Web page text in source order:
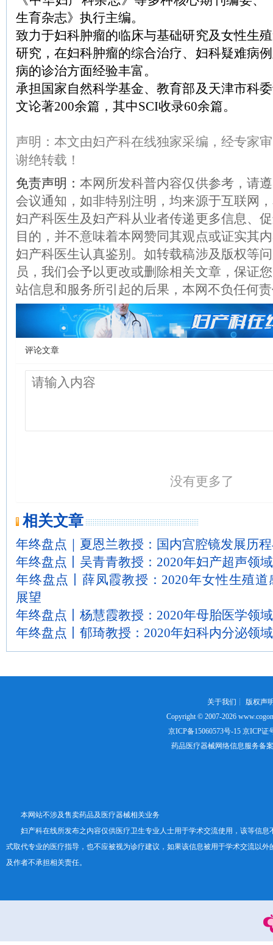
生育杂志》执行主编。
致力于妇科肿瘤的临床与基础研究及女性生
研究，在妇科肿瘤的综合治疗、妇科疑难病
病的诊治方面经验丰富。
承担国家自然科学基金、教育部及天津市科
文论著200余篇，其中SCI收录60余篇。
声明：本文由妇产科在线独家采编，经专家
谢绝转载！
免责声明：本网所发科普内容仅供参考，请
会议通知，如非特别注明，均来源于互联网
妇产科医生及妇产科从业者传递更多信息、
目的，并不意味着本网赞同其观点或证实其
妇产科医生认真鉴别。如转载稿涉及版权等
员，我们会予以更改或删除相关文章，保证
站信息和服务所引起的后果，本网不负任何
评论文章
没有更多了
相关文章
年终盘点｜夏恩兰教授：国内宫腔镜发展历
年终盘点丨吴青青教授：2020年妇产超声领
年终盘点丨薛凤霞教授：2020年女性生殖
展望
年终盘点丨杨慧霞教授：2020年母胎医学领
年终盘点丨郁琦教授：2020年妇科内分泌领
关于我们 ┊ 版权声
Copyright © 2007-2026
京ICP备15060573号-15京ICP证
药品医疗器械网络信息服务备
本网站不涉及售卖药品及医疗器械相关业务
妇产科在线所发布之内容仅供医疗卫生专业人士用于学术交流使用，该等信息
式取代专业的医疗指导，也不应被视为诊疗建议，如果该信息被用于学术交流以外
及作者不承担相关责任。